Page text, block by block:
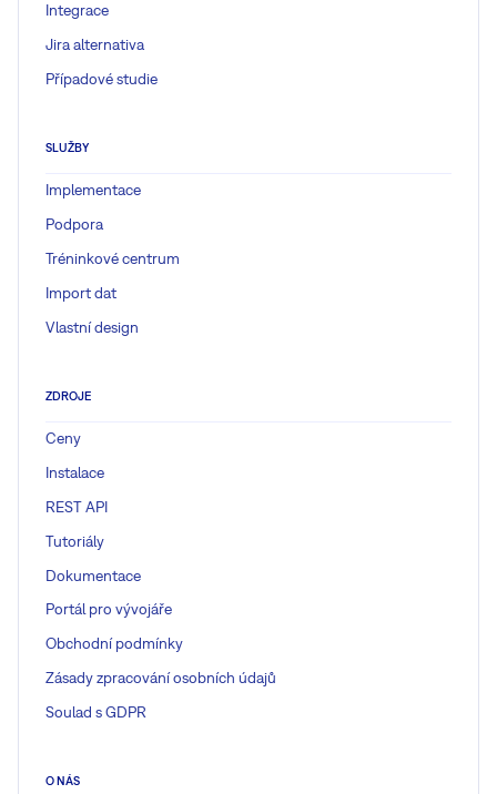
Integrace
Jira alternativa
Případové studie
SLUŽBY
Implementace
Podpora
Tréninkové centrum
Import dat
Vlastní design
ZDROJE
Ceny
Instalace
REST API
Tutoriály
Dokumentace
Portál pro vývojáře
Obchodní podmínky
Zásady zpracování osobních údajů
Soulad s GDPR
O NÁS